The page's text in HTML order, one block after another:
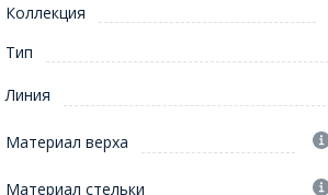
Коллекция
Тип
Линия
Материал верха
Материал стельки